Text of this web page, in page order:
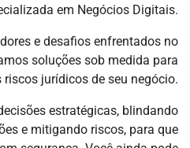
em Negócios Digitais.
e desafios enfrentados no
soluções sob medida para
riscos jurídicos de seu negócio.
estratégicas, blindando
e mitigando riscos, para que